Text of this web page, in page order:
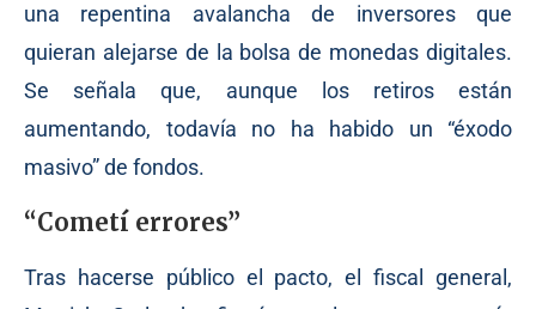
una repentina avalancha de inversores que
quieran alejarse de la bolsa de monedas digitales.
Se señala que, aunque los retiros están
aumentando, todavía no ha habido un “éxodo
masivo” de fondos.
“Cometí errores”
Tras hacerse público el pacto, el fiscal general,